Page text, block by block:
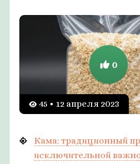
45 • 12 апреля 2023
0
Кама: традиционный
исключительной